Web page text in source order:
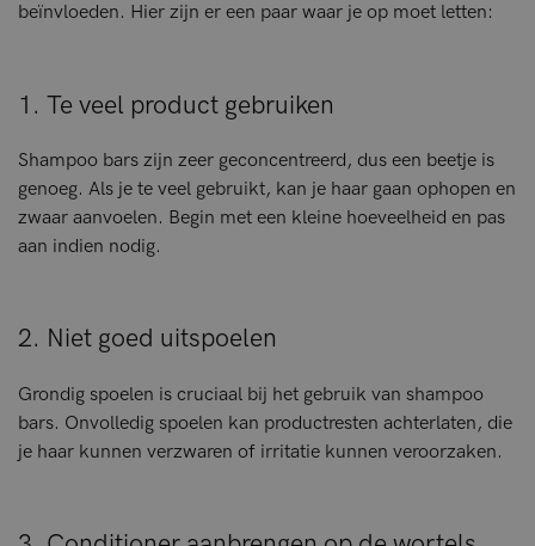
beïnvloeden. Hier zijn er een paar waar je op moet letten:
1. Te veel product gebruiken
Shampoo bars zijn zeer geconcentreerd, dus een beetje is
genoeg. Als je te veel gebruikt, kan je haar gaan ophopen en
zwaar aanvoelen. Begin met een kleine hoeveelheid en pas
aan indien nodig.
2. Niet goed uitspoelen
Grondig spoelen is cruciaal bij het gebruik van shampoo
bars. Onvolledig spoelen kan productresten achterlaten, die
je haar kunnen verzwaren of irritatie kunnen veroorzaken.